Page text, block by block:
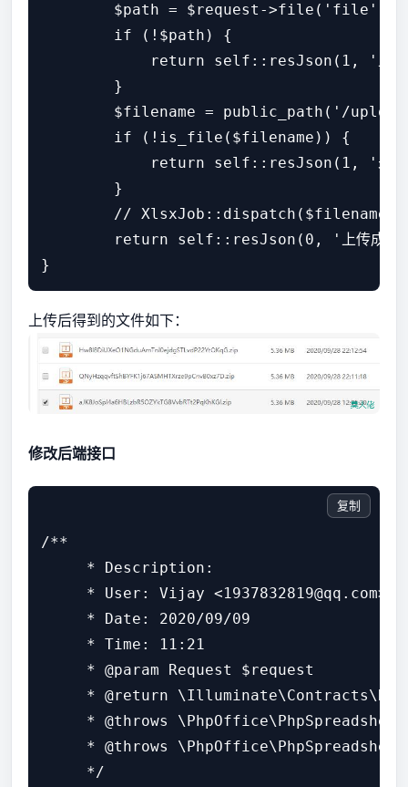
$path = $request->file('file')-
        if (!$path) {
return self::resJson(1, '上传
        }
$filename = public_path('/
        if (!is_file($filename)) {
return self::resJson(1, '未找
        }
// XlsxJob::dispatch($filename);//
return self::resJson(0, '上传成功，
上传后得到的文件如下：
修改后端接口
/**
     * Description:
     * User: Vijay <1937832819@qq.com>
     * Date: 2020/09/09
     * Time: 11:21
     * @param Request $request
* @return
* @throws
* @throws
     */
复制